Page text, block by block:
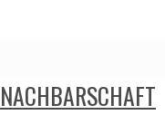
NACHBARSCHAFT